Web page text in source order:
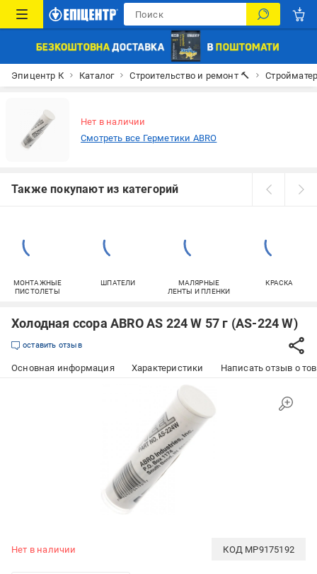
Эпицентр К Каталог Строительство и ремонт 🔨
Нет в наличии
Смотреть все Герметики ABRO
Также покупают из категорий
МОНТАЖНЫЕ
ПИСТОЛЕТЫ
ШПАТЕЛИ
МАЛЯРНЫЕ
ЛЕНТЫ И ПЛЕНКИ
КРАСКА
Холодная ссора ABRO AS 224 W 57 г (AS-224 W)
оставить отзыв
Основная информация Характеристики Написать отзыв о
Нет в наличии КОД MP9175192